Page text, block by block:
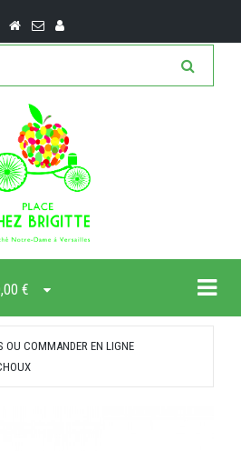
€
OU COMMANDER EN LIGNE